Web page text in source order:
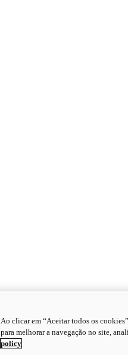
Ao clicar em “Aceitar todos os
para melhorar a navegação no site,
policy